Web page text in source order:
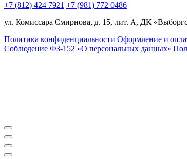
+7 (812) 424 7921 +7 (981) 772 0486
ул. Комиссара Смирнова, д. 15, лит. А, ДК
Политика конфиденциальности Оформление и
Соблюдение ФЗ-152 «О персональ­ных данных»